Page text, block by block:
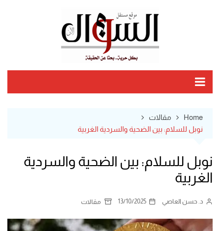
Home
مقالات
نوبل للسلام: بين الضحية والسردية الغربية
نوبل للسلام: بين الضحية والسردية
الغربية
د. حسن العاصي 13/10/2025 مقالات